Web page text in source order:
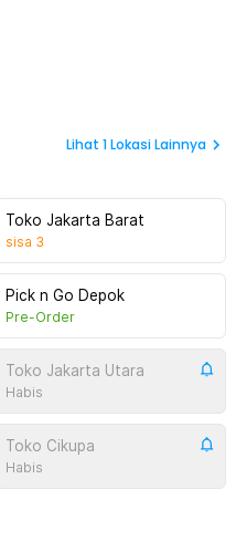
Lihat 1Lokasi Lainnya
Toko Jakarta Barat
sisa 3
Pick n Go Depok
Pre-Order
Toko Jakarta Utara
Habis
Toko Cikupa
Habis